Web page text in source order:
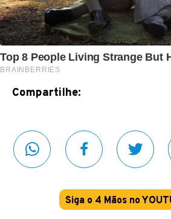
Compartilhe:
Siga o 4 Mãos no